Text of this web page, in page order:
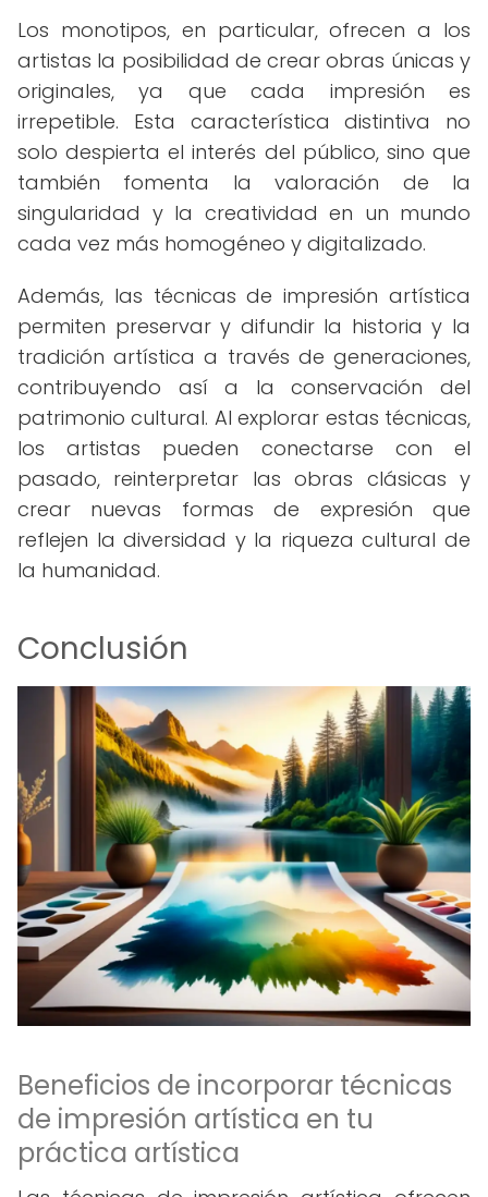
Los monotipos, en particular, ofrecen a los
artistas la posibilidad de crear obras únicas y
originales, ya que cada impresión es
irrepetible. Esta característica distintiva no
solo despierta el interés del público, sino que
también fomenta la valoración de la
singularidad y la creatividad en un mundo
cada vez más homogéneo y digitalizado.
Además, las técnicas de impresión artística
permiten preservar y difundir la historia y la
tradición artística a través de generaciones,
contribuyendo así a la conservación del
patrimonio cultural. Al explorar estas técnicas,
los artistas pueden conectarse con el
pasado, reinterpretar las obras clásicas y
crear nuevas formas de expresión que
reflejen la diversidad y la riqueza cultural de
la humanidad.
Conclusión
Beneficios de incorporar técnicas
de impresión artística en tu
práctica artística